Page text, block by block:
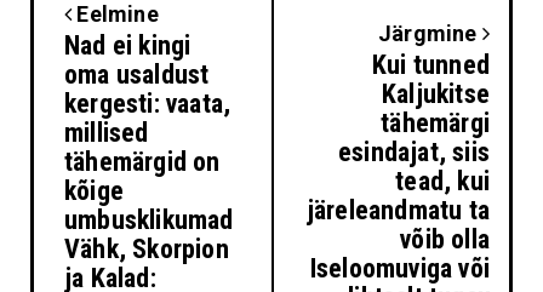
Eelmine
Nad ei kingi
oma usaldust
kergesti: vaata,
millised
tähemärgid on
kõige
umbusklikumad
Vähk, Skorpion
ja Kalad:
Järgmine
Kui tunned
Kaljukitse
tähemärgi
esindajat, siis
tead, kui
järeleandmatu ta
võib olla
Iseloomuviga või